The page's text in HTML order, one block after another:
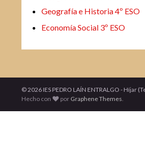
Geografía e Historia 4º ESO
Economía Social 3º ESO
© 2026 IES PEDRO LAÍN ENTRALGO - Híjar
Hecho con
por Graphene Themes.